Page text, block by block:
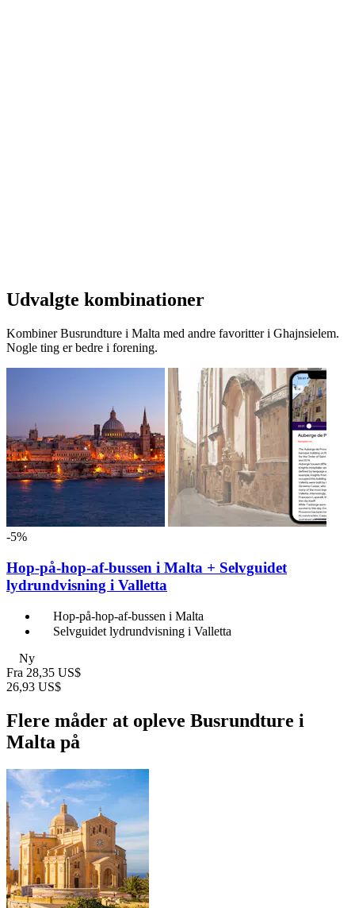
Udvalgte kombinationer
Kombiner Busrundture i Malta med andre favoritter i Ghajnsielem.
Nogle ting er bedre i forening.
-5%
Hop-på-hop-af-bussen i Malta + Selvguidet
lydrundvisning i Valletta
Hop-på-hop-af-bussen i Malta
Selvguidet lydrundvisning i Valletta
Ny
Fra 28,35 US$
26,93 US$
Flere måder at opleve Busrundture i
Malta på